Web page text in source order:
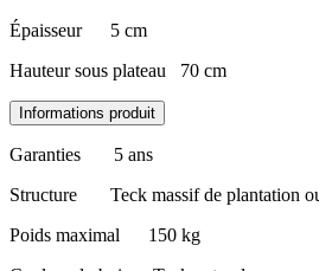
Épaisseur
​5 cm
Hauteur sous plateau
​70 cm
Informations produit
Garanties
​5 ans
Structure
​Teck massif de plantation
Poids maximal
​150 kg